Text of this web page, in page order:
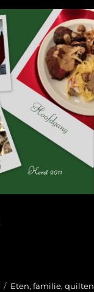
Categorieën
Eten,familie,quilten